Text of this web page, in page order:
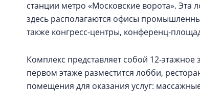
станции метро «Московские ворота».
здесь располагаются офисы
также конгресс-центры, конференц-
Комплекс представляет собой 12-
первом этаже разместится лобби,
помещения для оказания услуг: